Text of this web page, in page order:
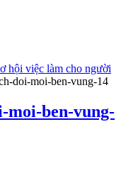
hội việc làm cho người
doi-moi-ben-vung-14
moi-ben-vung-